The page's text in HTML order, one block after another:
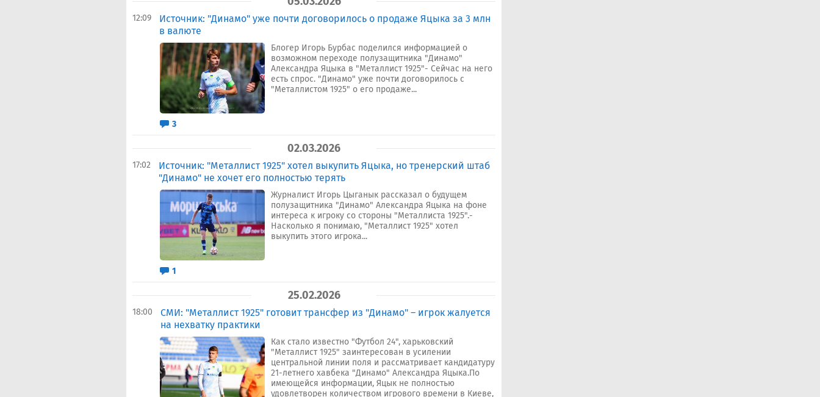
12:09
Источник: "Динамо" уже почти договорилось о продаже Яцыка за 3 млн
в валюте
Блогер Игорь Бурбас поделился информацией о
возможном переходе полузащитника "Динамо"
Александра Яцыка в "Металлист 1925"- Сейчас на него
есть спрос. "Динамо" уже почти договорилось с
"Металлистом 1925" о его продаже...
3
02.03.2026
17:02
Источник: "Металлист 1925" хотел выкупить Яцыка, но тренерский штаб
"Динамо" не хочет его полностью терять
Журналист Игорь Цыганык рассказал о будущем
полузащитника "Динамо" Александра Яцыка на фоне
интереса к игроку со стороны "Металлиста 1925".-
Насколько я понимаю, "Металлист 1925" хотел
выкупить этого игрока...
1
25.02.2026
18:00
СМИ: "Металлист 1925" готовит трансфер из "Динамо" – игрок жалуется
на нехватку практики
Как стало известно "Футбол 24", харьковский
"Металлист 1925" заинтересован в усилении
центральной линии поля и рассматривает кандидатуру
21-летнего хавбека "Динамо" Александра Яцыка.По
имеющейся информации, Яцык не полностью
удовлетворен количеством игрового времени в Киеве,